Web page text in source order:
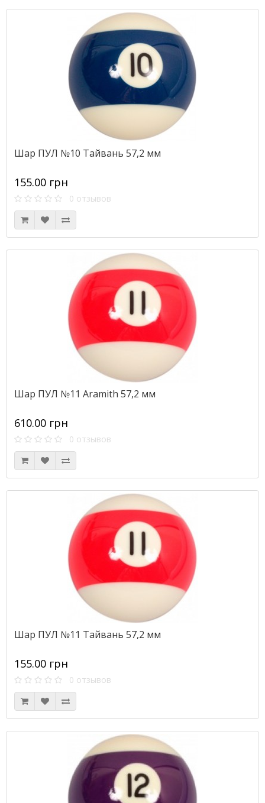
Шар ПУЛ №10 Тайвань 57,2 мм
155.00 грн
0 отзывов
Шар ПУЛ №11 Aramith 57,2 мм
610.00 грн
0 отзывов
Шар ПУЛ №11 Тайвань 57,2 мм
155.00 грн
0 отзывов